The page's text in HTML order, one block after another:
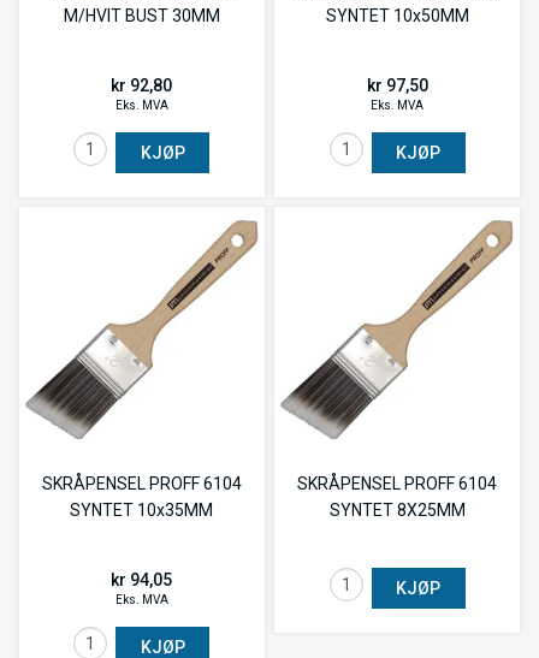
M/HVIT BUST 30MM
kr 92,80
Eks. MVA
KJØP
SYNTET 10x50MM
kr 97,50
Eks. MVA
KJØP
SKRÅPENSEL PROFF 6104
SYNTET 10x35MM
kr 94,05
Eks. MVA
KJØP
SKRÅPENSEL PROFF 6104
SYNTET 8X25MM
KJØP